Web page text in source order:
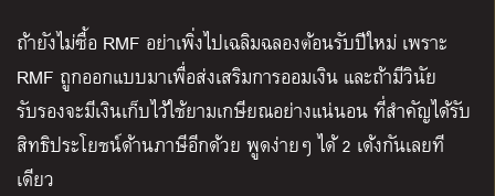
ถ้ายังไม่ซื้อ RMF อย่าเพิ่งไปเฉลิมฉลองต้อนรับปีใหม่ เพราะ
RMF ถูกออกแบบมาเพื่อส่งเสริมการออมเงิน และถ้ามีวินัย
รับรองจะมีเงินเก็บไว้ใช้ยามเกษียณอย่างแน่นอน ที่สำคัญได้รับ
สิทธิประโยชน์ด้านภาษีอีกด้วย พูดง่ายๆ ได้ 2 เด้งกันเลยที
เดียว